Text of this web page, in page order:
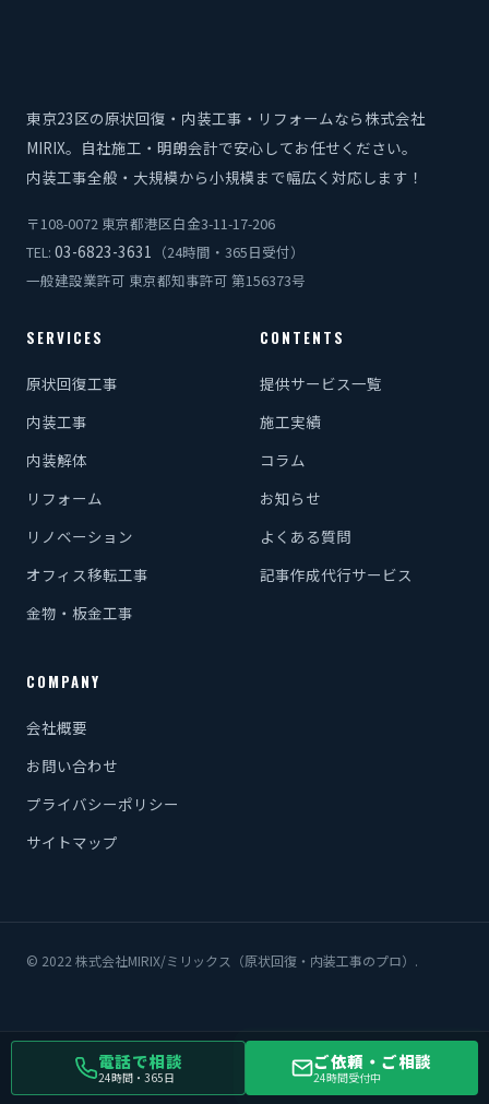
東京23区の原状回復・内装工事・リフォームなら株式会社
MIRIX。自社施工・明朗会計で安心してお任せください。
内装工事全般・大規模から小規模まで幅広く対応します！
〒108-0072 東京都港区白金3-11-17-206
TEL: 03-6823-3631 （24時間・365日受付）
一般建設業許可 東京都知事許可 第156373号
SERVICES
原状回復工事
内装工事
内装解体
リフォーム
リノベーション
オフィス移転工事
金物・板金工事
CONTENTS
提供サービス一覧
施工実績
コラム
お知らせ
よくある質問
記事作成代行サービス
COMPANY
会社概要
お問い合わせ
プライバシーポリシー
サイトマップ
© 2022 株式会社MIRIX/ミリックス（原状回復・内装工事のプロ）.
電話で相談
24時間・365日
ご依頼・ご相談
24時間受付中